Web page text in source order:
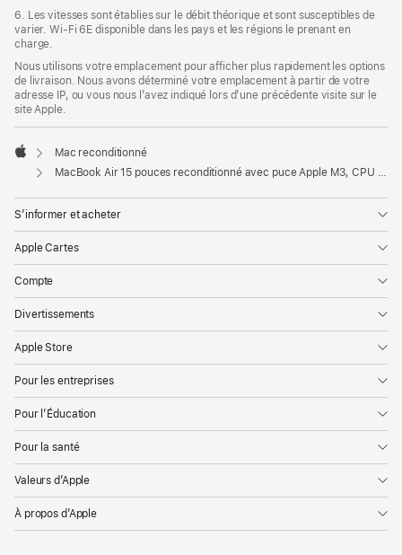
6. Les vitesses sont établies sur le débit théorique et sont susceptibles de
varier. Wi-Fi 6E disponible dans les pays et les régions le prenant en
charge.
Nous utilisons votre emplacement pour afficher plus rapidement les options
de livraison. Nous avons déterminé votre emplacement à partir de votre
adresse IP, ou vous nous l’avez indiqué lors d’une précédente visite sur le
site Apple.
Apple
Mac reconditionné
MacBook Air 15 pouces reconditionné avec puce Apple M3, CPU 8 cœurs et GPU 10 cœurs – Minuit
S’informer et acheter
Apple Cartes
Compte
Divertissements
Apple Store
Pour les entreprises
Pour l’Éducation
Pour la santé
Valeurs d’Apple
À propos d’Apple